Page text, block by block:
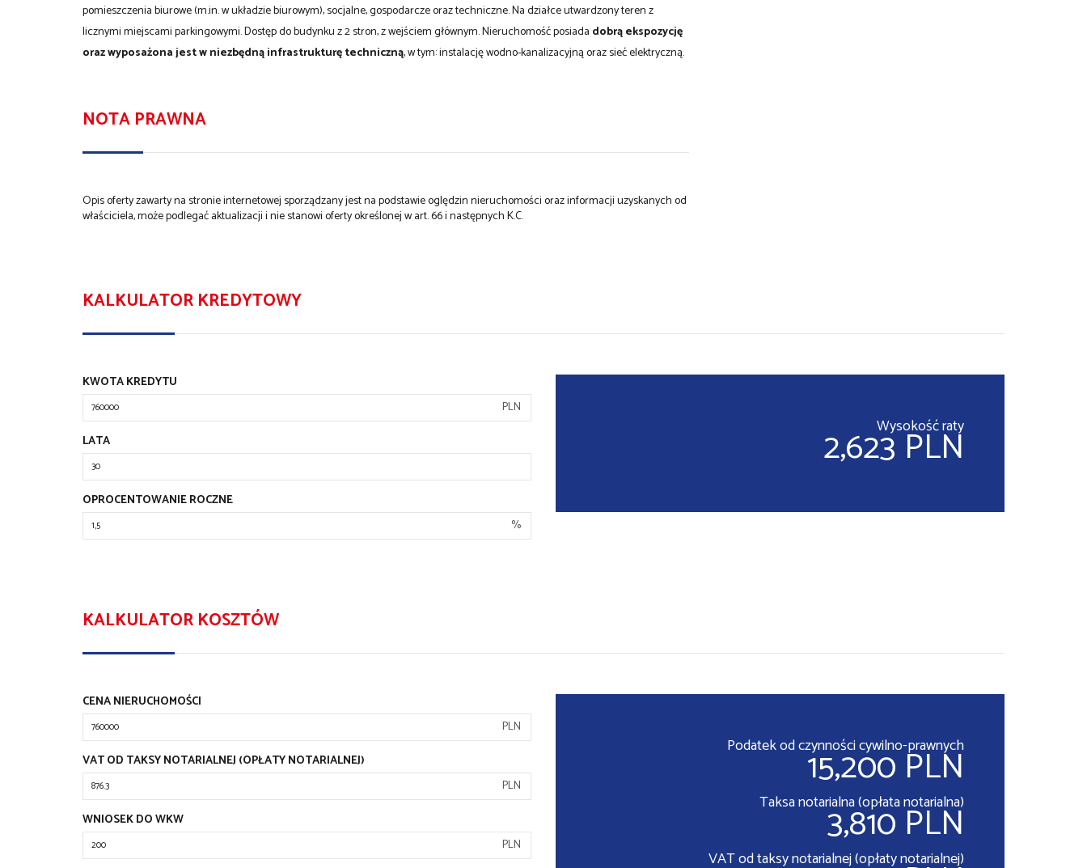
pomieszczenia biurowe (m.in. w układzie biurowym), socjalne, gospodarcze oraz techniczne. Na działce utwardzony teren z
licznymi miejscami parkingowymi. Dostęp do budynku z 2 stron, z wejściem głównym. Nieruchomość posiada dobrą ekspozycję
oraz wyposażona jest w niezbędną infrastrukturę techniczną, w tym: instalację wodno-kanalizacyjną oraz sieć elektryczną.
NOTA PRAWNA
Opis oferty zawarty na stronie internetowej sporządzany jest na podstawie oględzin nieruchomości oraz informacji uzyskanych od
właściciela, może podlegać aktualizacji i nie stanowi oferty określonej w art. 66 i następnych K.C.
KALKULATOR KREDYTOWY
KWOTA KREDYTU
PLN
LATA
OPROCENTOWANIE ROCZNE
%
Wysokość raty
2,623 PLN
KALKULATOR KOSZTÓW
CENA NIERUCHOMOŚCI
PLN
VAT OD TAKSY NOTARIALNEJ (OPŁATY NOTARIALNEJ)
PLN
WNIOSEK DO WKW
PLN
Podatek od czynności cywilno-prawnych
15,200 PLN
Taksa notarialna (opłata notarialna)
3,810 PLN
VAT od taksy notarialnej (opłaty notarialnej)